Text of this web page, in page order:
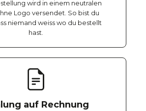
wird in einem neutralen
Logo versendet. So bist du
niemand weiss wo du bestellt
hast.
auf Rechnung